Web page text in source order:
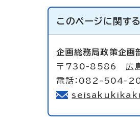
このページに関する
企画総務局政策企画
〒730-8586 広島
電話：082-504-